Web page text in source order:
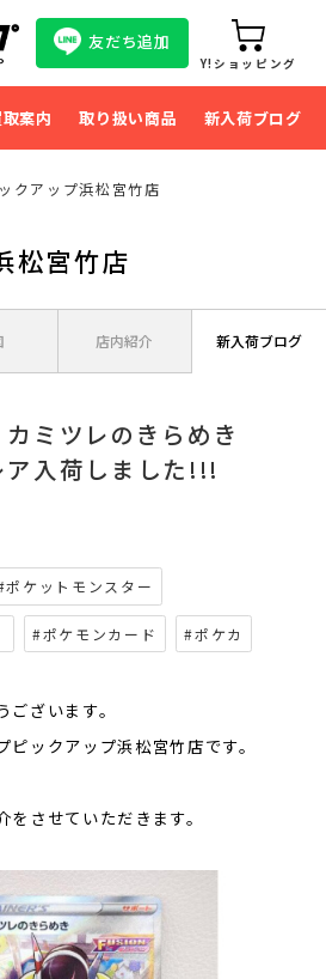
友だち追加
Y!ショッピング
案内 取り扱い商品 新入荷ブログ
クアップ浜松宮竹店
松宮竹店
店内紹介 新入荷ブログ
ミツレのきらめき
入荷しました!!!
ポケットモンスター
#ポケモンカード #ポケカ
ざいます。
ックアップ浜松宮竹店です。
させていただきます。